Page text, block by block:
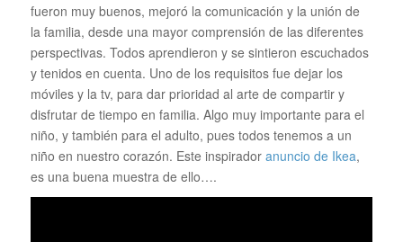
fueron muy buenos, mejoró la comunicación y la unión de
la familia, desde una mayor comprensión de las diferentes
perspectivas. Todos aprendieron y se sintieron escuchados
y tenidos en cuenta. Uno de los requisitos fue dejar los
móviles y la tv, para dar prioridad al arte de compartir y
disfrutar de tiempo en familia. Algo muy importante para el
niño, y también para el adulto, pues todos tenemos a un
niño en nuestro corazón. Este inspirador anuncio de Ikea,
es una buena muestra de ello….